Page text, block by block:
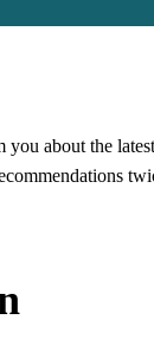
about the